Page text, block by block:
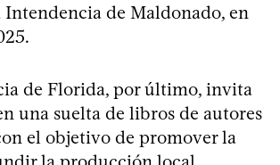
Intendencia de Maldonado, en
de Florida, por último, invita
una suelta de libros de autores
el objetivo de promover la